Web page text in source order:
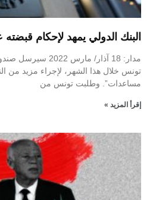
البنك الدولي يمهد لإحكام
مدار: 18 آذار/ مارس
تونس خلال هذا الشهر، لإجراء مزيد من
مساعدات”. وطلبت تونس من
إقرأ المزيد »